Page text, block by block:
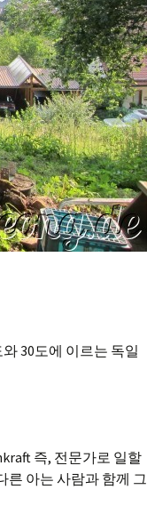
30도에 이르는 독일
즉, 전문가로 일할
른 아는 사람과 함께 그